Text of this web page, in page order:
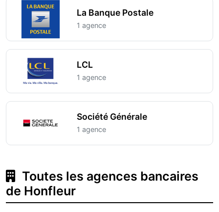
La Banque Postale
1 agence
LCL
1 agence
Société Générale
1 agence
Toutes les agences bancaires
de Honfleur